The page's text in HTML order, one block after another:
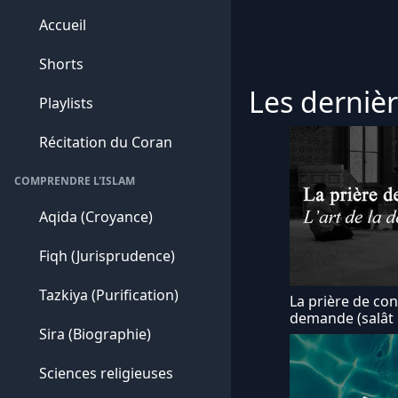
Accueil
Shorts
Playlists
Récitation du Coran
COMPRENDRE L'ISLAM
Aqida (Croyance)
Fiqh (Jurisprudence)
Tazkiya (Purification)
Sira (Biographie)
Sciences religieuses
Les
La prière de
demande